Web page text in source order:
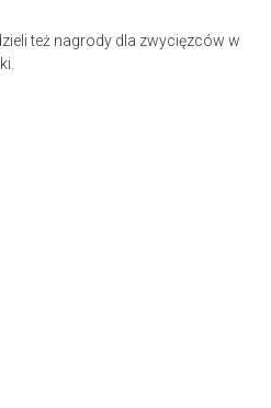
też nagrody dla zwycięzców w